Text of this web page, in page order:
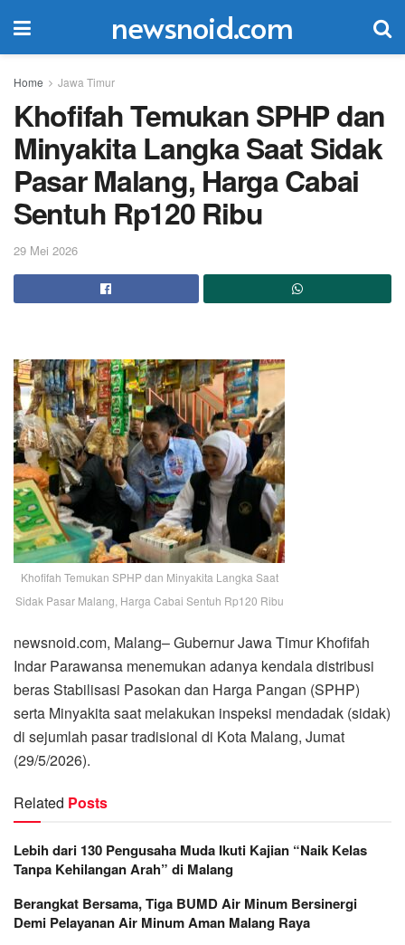
newsnoid.com
Home Jawa Timur
Khofifah Temukan SPHP dan
Minyakita Langka Saat Sidak
Pasar Malang, Harga Cabai
Sentuh Rp120 Ribu
29 Mei 2026
Khofifah Temukan SPHP dan Minyakita Langka Saat
Sidak Pasar Malang, Harga Cabai Sentuh Rp120 Ribu
newsnoid.com, Malang– Gubernur Jawa Timur Khofifah
Indar Parawansa menemukan adanya kendala distribusi
beras Stabilisasi Pasokan dan Harga Pangan (SPHP)
serta Minyakita saat melakukan inspeksi mendadak (sidak)
di sejumlah pasar tradisional di Kota Malang, Jumat
(29/5/2026).
Related Posts
Lebih dari 130 Pengusaha Muda Ikuti Kajian “Naik Kelas
Tanpa Kehilangan Arah” di Malang
Berangkat Bersama, Tiga BUMD Air Minum Bersinergi
Demi Pelayanan Air Minum Aman Malang Raya